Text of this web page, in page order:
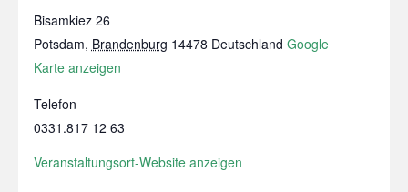
Bisamkiez 26
Potsdam, Brandenburg 14478 Deutschland Google
Karte anzeigen
Telefon
0331.817 12 63
Veranstaltungsort-Website anzeigen